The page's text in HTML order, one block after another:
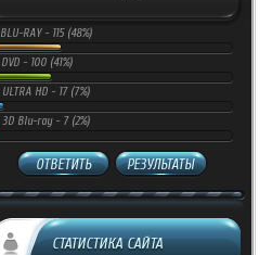
BLU-RAY - 115 (48%)
DVD - 100 (41%)
ULTRA HD - 17 (7%)
3D Blu-ray - 7 (2%)
ОТВЕТИТЬ РЕЗУЛЬТАТЫ
СТАТИСТИКА САЙТА